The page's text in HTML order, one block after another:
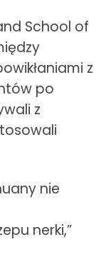
School of
z
po
z
nie
nerki,”